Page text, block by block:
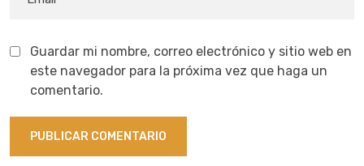
Guardar mi nombre, correo electrónico y sitio web en
este navegador para la próxima vez que haga un
comentario.